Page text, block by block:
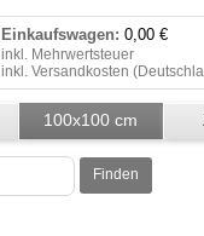
Einkaufswagen: 0,00 €
inkl. Mehrwertsteuer
inkl. Versandkosten (
Einkaufswagen anzeigen
Zur Kasse
Klicken Sie auf "Kaufen", um
100x100 cm
Teppichfliesen
Finden